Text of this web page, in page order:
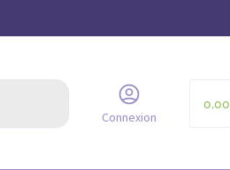
Connexion
0,00